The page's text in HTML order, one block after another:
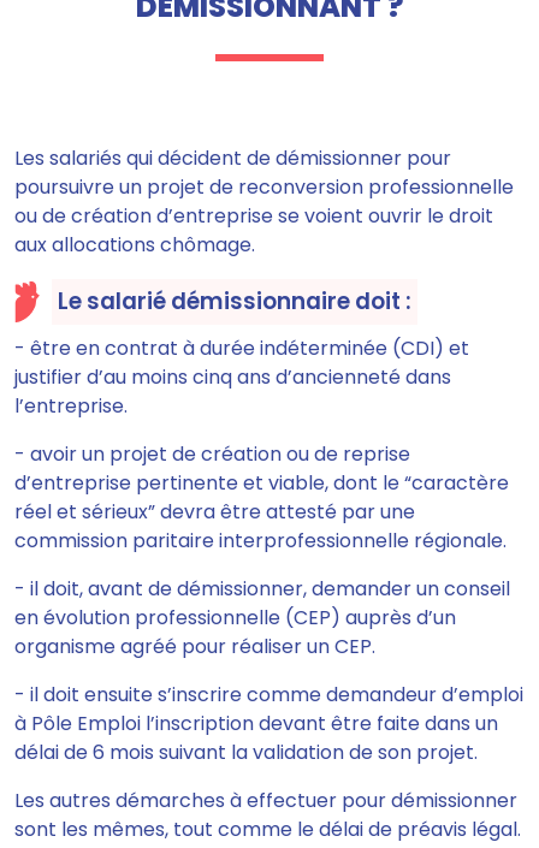
Les salariés qui décident de démissionner pour
poursuivre un projet de reconversion professionnelle
ou de création d’entreprisese voient ouvrir le droit
aux allocations chômage.
Le salarié démissionnaire doit :
- être en contrat à durée indéterminée (CDI) et
justifier d’au moins cinq ans d’ancienneté dans
l’entreprise.
- avoir un projet de création ou de reprise
d’entreprise pertinente et viable, dont le “caractère
réel et sérieux” devra être attesté par une
commission paritaire interprofessionnelle régionale.
- il doit, avant de démissionner, demander un conseil
en évolution professionnelle (CEP) auprès d’un
organisme agréé pour réaliser un CEP.
- il doit ensuite s’inscrire comme demandeur d’emploi
à Pôle Emploi l’inscription devant être faite dans un
délai de 6 mois suivant la validation de son projet.
Les autres démarches à effectuer pour démissionner
sont les mêmes, tout comme le délai de préavis légal.